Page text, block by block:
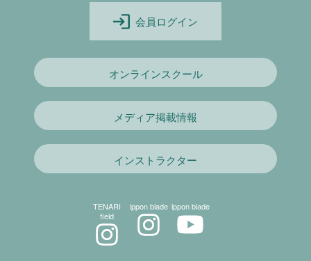
会員ログイン
TENARI
field
ippon blade ippon blade
オンラインスクール
メディア掲載情報
インストラクター